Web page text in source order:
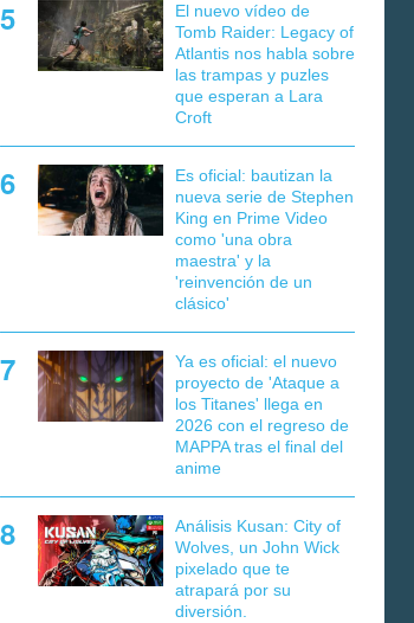
El nuevo vídeo de
Tomb Raider: Legacy of
Atlantis nos habla sobre
las trampas y puzles
que esperan a Lara
Croft
Es oficial: bautizan la
nueva serie de Stephen
King en Prime Video
como 'una obra
maestra' y la
'reinvención de un
clásico'
Ya es oficial: el nuevo
proyecto de 'Ataque a
los Titanes' llega en
2026 con el regreso de
MAPPA tras el final del
anime
Análisis Kusan: City of
Wolves, un John Wick
pixelado que te
atrapará por su
diversión.